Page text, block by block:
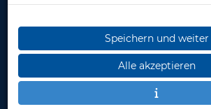
Speichern und weiter
Alle akzeptieren